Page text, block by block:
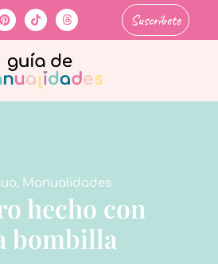
Suscríbete
, Manualidades
hecho con
bombilla